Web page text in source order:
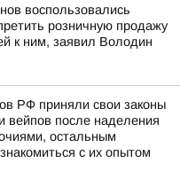
воспользовались
розничную продажу
к ним, заявил Володин
РФ приняли свои законы
вейпов после наделения
остальным
с их опытом